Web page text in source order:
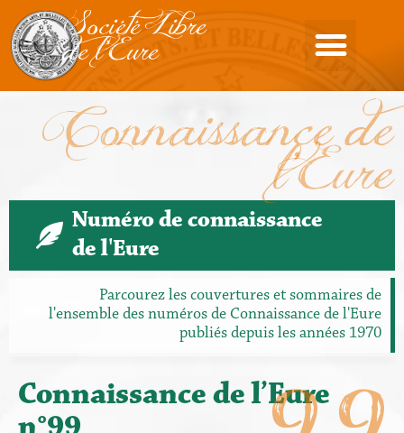
Société Libre
de l'Eure
Connaissance de
l'Eure
Numéro de connaissance
de l'Eure
Parcourez les couvertures et sommaires de
l'ensemble des numéros de Connaissance de l'Eure
publiés depuis les années 1970
Connaissance de l’Eure